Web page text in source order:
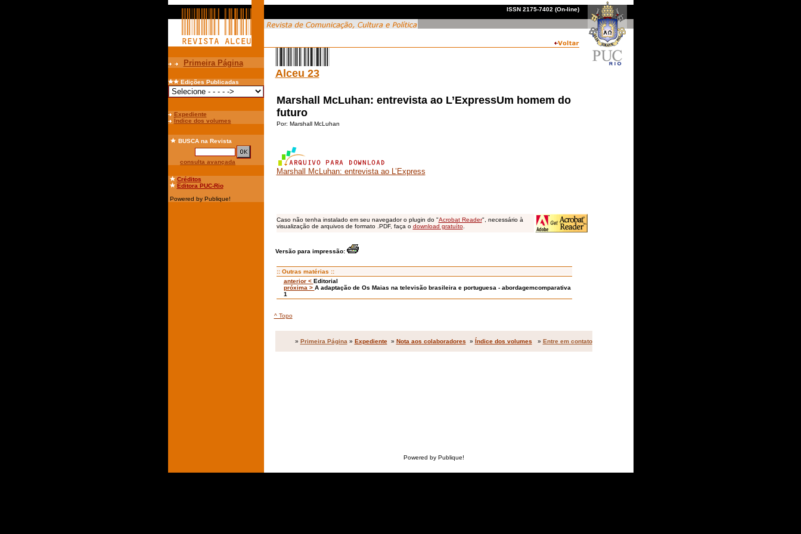
Primeira Página
Edições Publicadas
Expediente
Índice dos volumes
BUSCAna Revista
consulta avançada
Créditos
Editora PUC-Rio
Powered by Publique!
ISSN 2175-7402 (On-line)
Alceu 23
Marshall McLuhan: entrevista ao L’ExpressUm homem do
futuro
Por: Marshall McLuhan
Marshall McLuhan: entrevista ao L’Express
Caso não tenha instalado em seu navegador o plugin do "Acrobat Reader", necessário à
visualização de arquivos de formato .PDF, faça o download gratuíto.
Versão para impressão:
:: Outras matérias ::
anterior < Editorial
próxima > A adaptação de Os Maias na televisão brasileira e portuguesa - abordagemcomparativa
1
^ Topo
» Primeira Página » Expediente» Nota aos colaboradores » Índice dos volumes » Entre em contato
Powered by Publique!